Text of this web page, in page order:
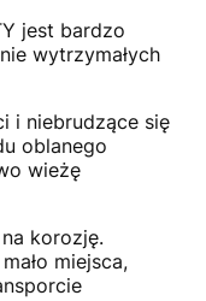
jest bardzo
wytrzymałych
i niebrudzące się
oblanego
wieżę
korozję.
miejsca,